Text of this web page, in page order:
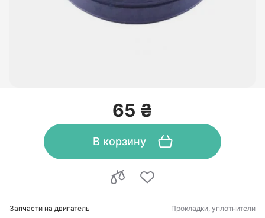
65 ₴
В корзину
Запчасти на двигатель Прокладки, уплотнители